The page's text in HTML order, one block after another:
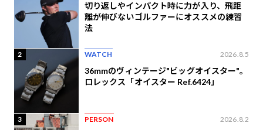
切り返しやインパクト時に力が入り、飛距
離が伸びないゴルファーにオススメの練習
法
2 WATCH 2026.8.5
36mmのヴィンテージ"ビッグオイスター"。
ロレックス「オイスター Ref.6424」
3 PERSON 2026.8.2